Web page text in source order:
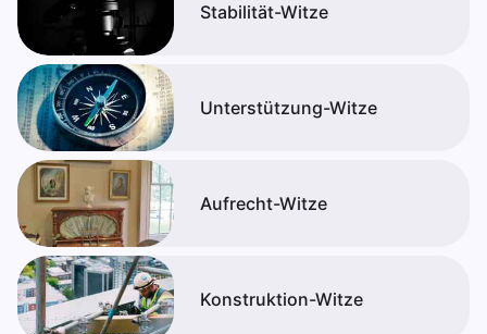
Stabilität-Witze
Unterstützung-Witze
Aufrecht-Witze
Konstruktion-Witze